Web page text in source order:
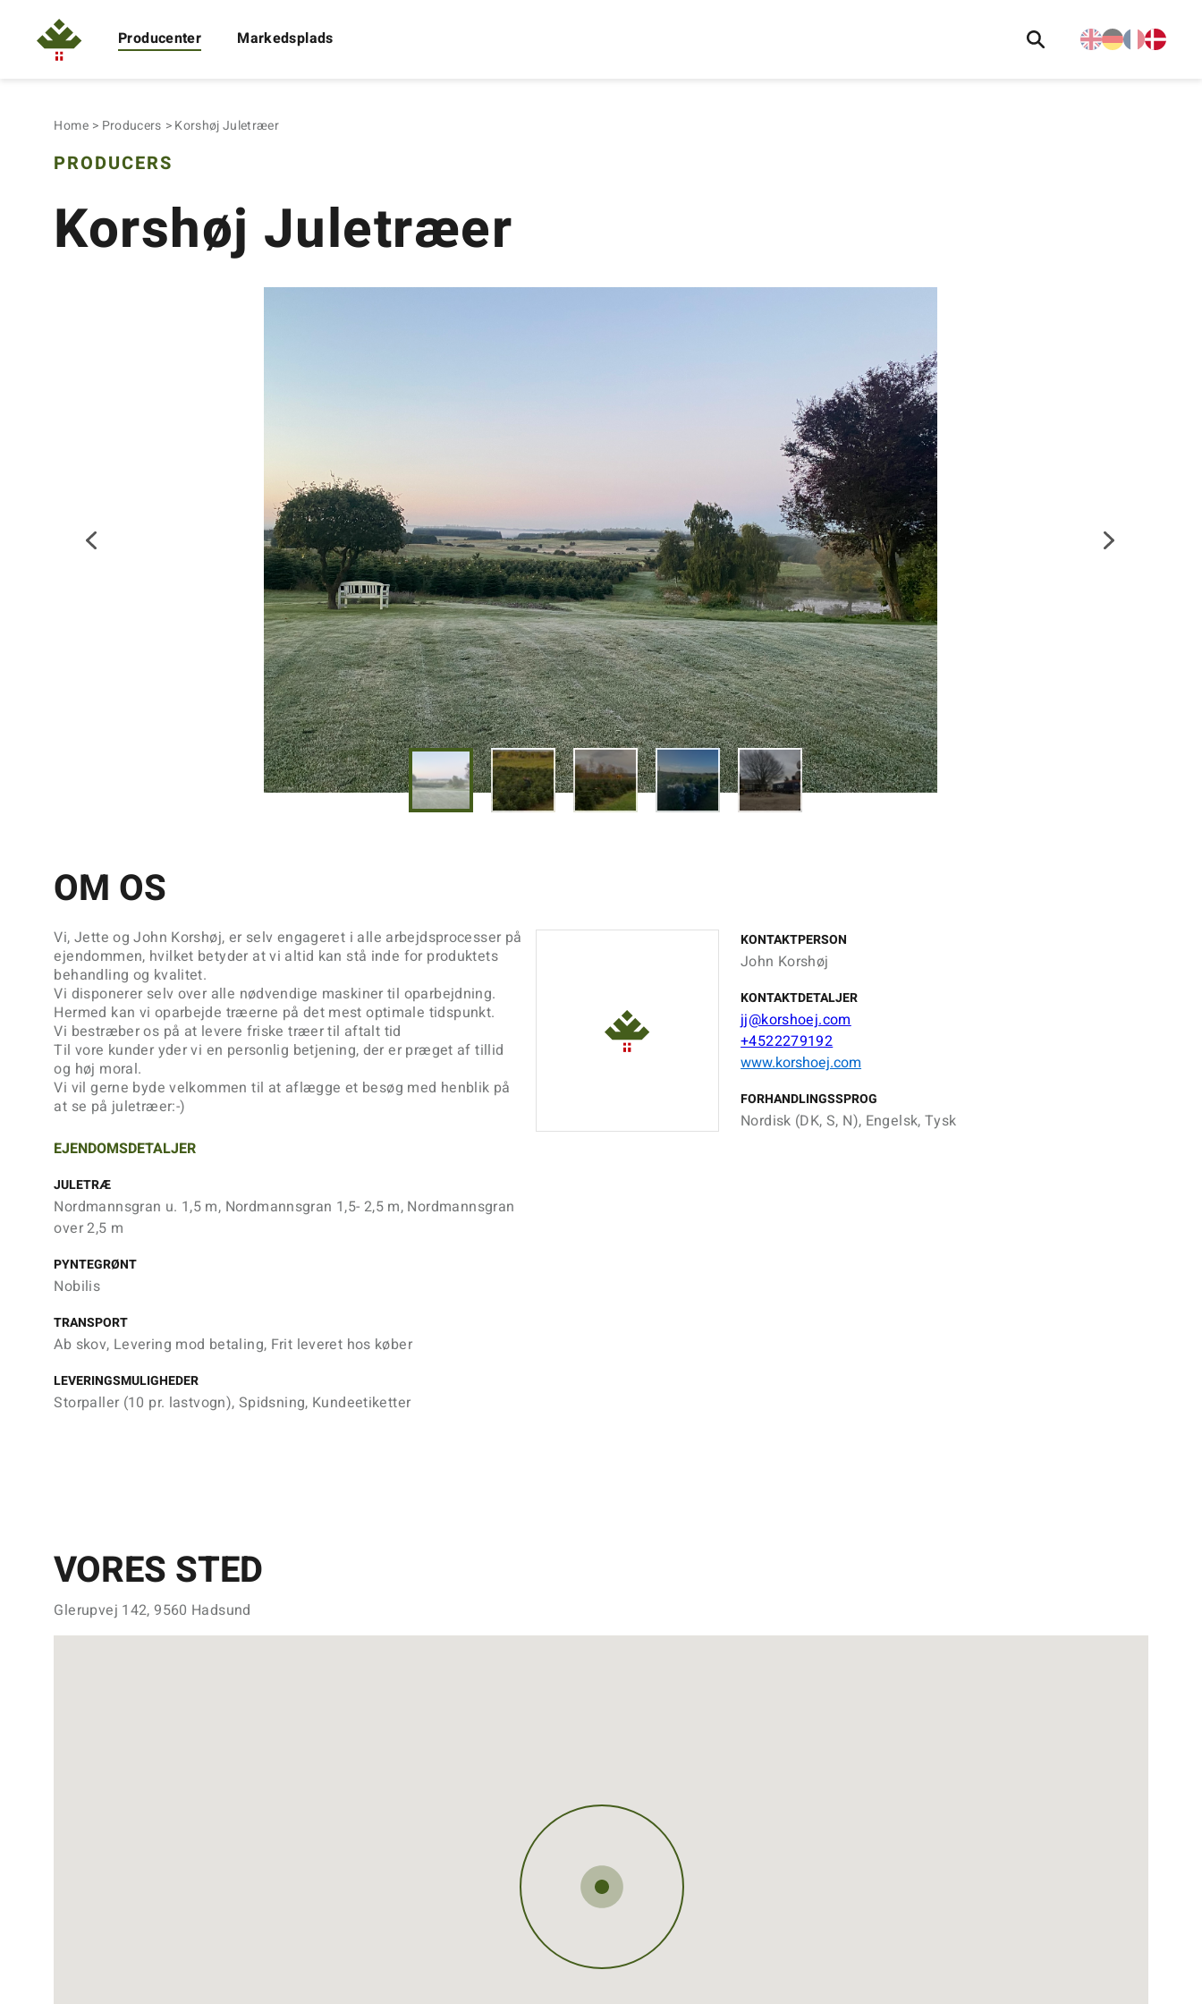
Producenter Markedsplads
Home Producers Korshøj Juletræer
PRODUCERS
Korshøj Juletræer
OM OS
Vi,Jette og John Korshøj, er selv engageret i alle arbejdsprocesser på
ejendommen, hvilket betyder at vi altid kan stå inde for produktets
behandling og kvalitet.
Vi disponerer selv over alle nødvendige maskiner til oparbejdning.
Hermed kan vi oparbejde træerne på det mest optimale tidspunkt.
Vi bestræber os på at levere friske træer til aftalt tid
Til vore kunder yder vi en personlig betjening, der er præget af tillid
og høj moral.
Vi vil gerne byde velkommen til at aflægge et besøg med henblik på
at se på juletræer:-)
EJENDOMSDETALJER
JULETRÆ
Nordmannsgran u. 1,5 m, Nordmannsgran 1,5- 2,5 m, Nordmannsgran
over 2,5 m
PYNTEGRØNT
Nobilis
TRANSPORT
Ab skov, Levering mod betaling, Frit leveret hos køber
LEVERINGSMULIGHEDER
Storpaller (10 pr. lastvogn), Spidsning, Kundeetiketter
KONTAKTPERSON
John Korshøj
KONTAKTDETALJER
jj@korshoej.com
+4522279192
www.korshoej.com
FORHANDLINGSSPROG
Nordisk (DK, S, N), Engelsk, Tysk
VORES STED
Glerupvej 142, 9560 Hadsund